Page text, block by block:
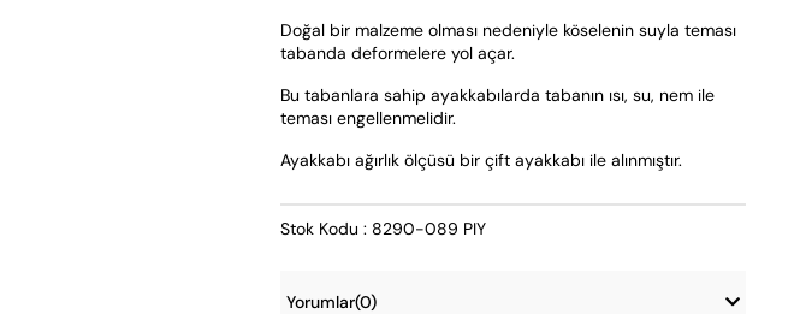
Doğal bir malzeme olması nedeniyle köselenin suyla teması
tabanda deformelere yol açar.
Bu tabanlara sahip ayakkabılarda tabanın ısı, su, nem ile
teması engellenmelidir.
Ayakkabı ağırlık ölçüsü bir çift ayakkabı ile alınmıştır.
Stok Kodu : 8290-089 PIY
Yorumlar(0)